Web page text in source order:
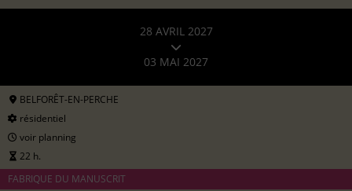
28 AVRIL 2027
03 MAI 2027
BELFORÊT-EN-PERCHE
résidentiel
voir planning
22 h.
FABRIQUE DU MANUSCRIT